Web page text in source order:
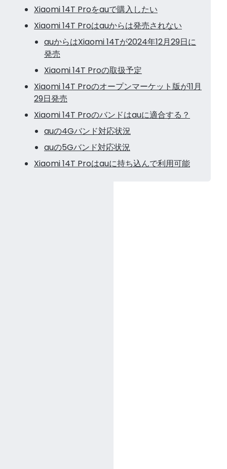
Xiaomi 14T Proをauで購入したい
Xiaomi 14T Proはauからは発売されない
auからはXiaomi 14Tが2024年12月29日に
発売
Xiaomi 14T Proの取扱予定
Xiaomi 14T Proのオープンマーケット版が11月
29日発売
Xiaomi 14T Proのバンドはauに適合する？
auの4Gバンド対応状況
auの5Gバンド対応状況
Xiaomi 14T Proはauに持ち込んで利用可能